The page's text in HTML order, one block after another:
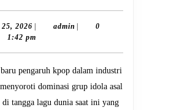
Melodi
Kpop
di
Industri
2026 February
25,
admin admin0
1:42 pm
dominasi grup idola asal
di tangga lagu dunia saat ini yang